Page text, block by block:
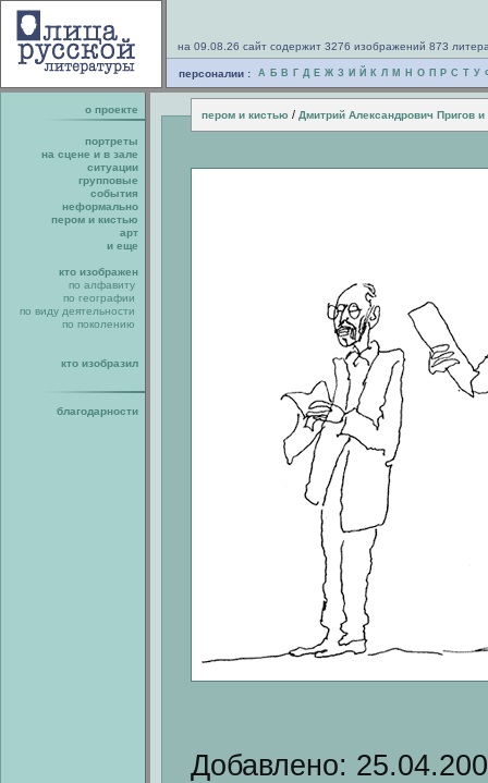
на 09.08.26 сайт содержит 3276 изображений 873
персоналии : А Б В Г Д Е Ж З И Й К Л М Н О П Р С Т У
о проекте пером и кистью / Дмитрий Александрович Пригов и
портреты
на сцене и в зале
ситуации
групповые
события
неформально
пером и кистью
арт
и еще
кто изображен
по алфавиту
по географии
по виду деятельности
по поколению
кто изобразил
благодарности
Добавлено: